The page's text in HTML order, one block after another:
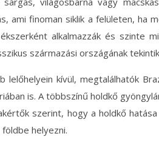
ami finoman siklik a felületen, ha
alkalmazzák és szinte
származási országának
lelőhelyein kívül, megtalálhatók
is. A többszínű holdkő
szerint, hogy a holdkő
helyezni.